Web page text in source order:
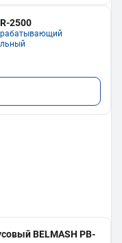
2500
BELMASH PB-